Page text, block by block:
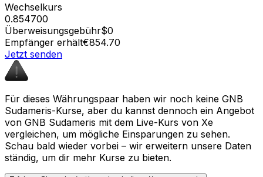
Wechselkurs
0.854700
Überweisungsgebühr$0
Empfänger erhält€854.70
Jetzt senden
Für dieses Währungspaar haben wir noch keine GNB
Sudameris-Kurse, aber du kannst dennoch ein Angebot
von GNB Sudameris mit dem Live-Kurs von Xe
vergleichen, um mögliche Einsparungen zu sehen.
Schau bald wieder vorbei – wir erweitern unsere Daten
ständig, um dir mehr Kurse zu bieten.